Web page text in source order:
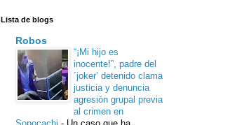
Lista de blogs
Robos
“¡Mi hijo es
inocente!”, padre del
´joker’ detenido clama
justicia y denuncia
agresión grupal previa
al crimen en